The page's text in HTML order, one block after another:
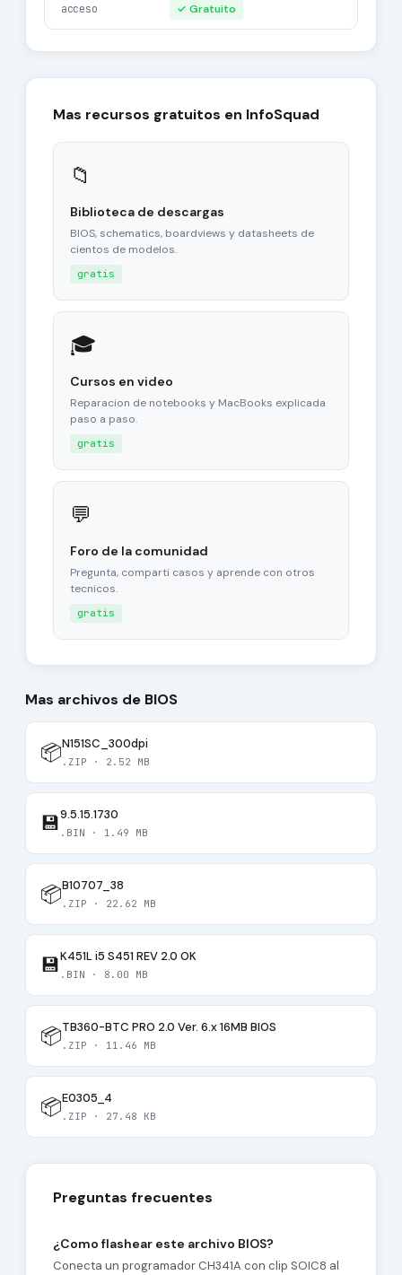
acceso ✓ Gratuito
Mas recursos gratuitos en InfoSquad
📁
Biblioteca de descargas
BIOS, schematics, boardviews y datasheets de
cientos de modelos.
gratis
🎓
Cursos en video
Reparacion de notebooks y MacBooks explicada
paso a paso.
gratis
💬
Foro de la comunidad
Pregunta, comparti casos y aprende con otros
tecnicos.
gratis
Mas archivos de BIOS
📦N151SC_300dpi
.ZIP · 2.52 MB
💾9.5.15.1730
.BIN · 1.49 MB
📦B10707_38
.ZIP · 22.62 MB
💾K451L i5 S451 REV 2.0 OK
.BIN · 8.00 MB
📦TB360-BTC PRO 2.0 Ver. 6.x 16MB BIOS
.ZIP · 11.46 MB
📦E0305_4
.ZIP · 27.48 KB
Preguntas frecuentes
¿Como flashear este archivo BIOS?
Conecta un programador CH341A con clip SOIC8 al